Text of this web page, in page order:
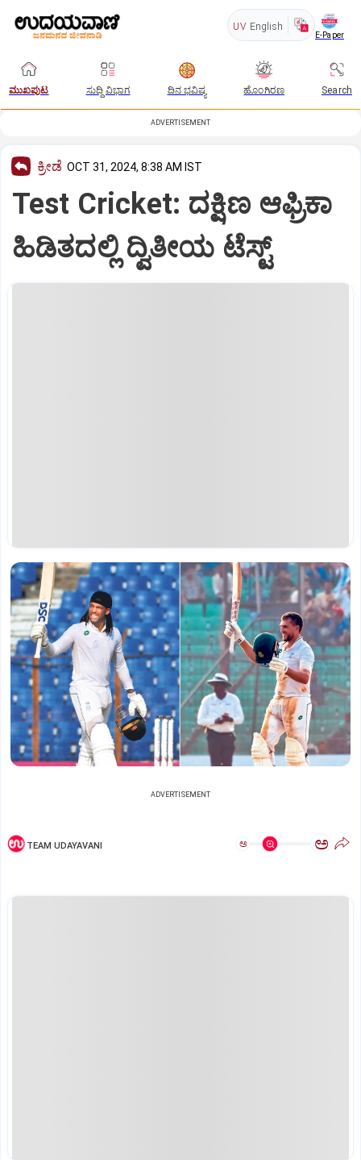
UV English
E-Paper
ಮುಖಪುಟ ಸುದ್ದಿ ವಿಭಾಗ ದಿನ ಭವಿಷ್ಯ ಹೊಂಗಿರಣ Search
ADVERTISEMENT
ಕ್ರೀಡೆ OCT 31, 2024, 8:38 AM IST
Test Cricket: ದಕ್ಷಿಣ ಆಫ್ರಿಕಾ
ಹಿಡಿತದಲ್ಲಿ ದ್ವಿತೀಯ ಟೆಸ್ಟ್‌
ADVERTISEMENT
TEAM UDAYAVANI ಅ ಅ